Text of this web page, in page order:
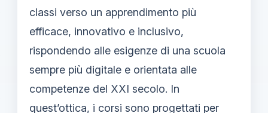
classi verso un apprendimento più
efficace, innovativo e inclusivo,
rispondendo alle esigenze di una scuola
sempre più digitale e orientata alle
competenze del XXI secolo. In
quest’ottica, i corsi sono progettati per